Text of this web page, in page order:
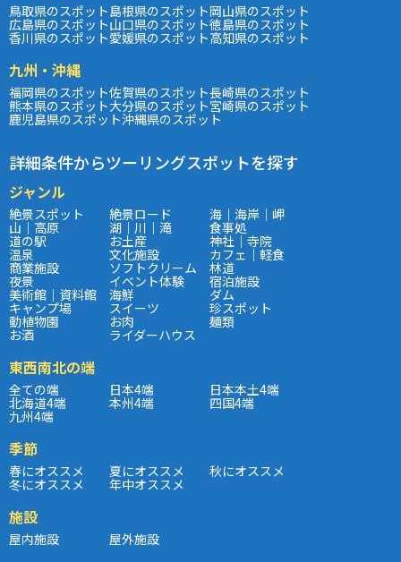
鳥取県のスポット島根県のスポット岡山県のスポット
広島県のスポット山口県のスポット徳島県のスポット
香川県のスポット愛媛県のスポット高知県のスポット
九州・沖縄
福岡県のスポット佐賀県のスポット長崎県のスポット
熊本県のスポット大分県のスポット宮崎県のスポット
鹿児島県のスポット沖縄県のスポット
詳細条件からツーリングスポットを探す
ジャンル
絶景スポット 絶景ロード 海｜海岸｜岬
山｜高原 湖｜川｜滝 食事処
道の駅 お土産 神社｜寺院
温泉 文化施設 カフェ｜軽食
商業施設 ソフトクリーム 林道
夜景 イベント体験 宿泊施設
美術館｜資料館 海鮮 ダム
キャンプ場 スイーツ 珍スポット
動植物園 お肉 麺類
お酒 ライダーハウス
東西南北の端
全ての端 日本4端 日本本土4端
北海道4端 本州4端 四国4端
九州4端
季節
春にオススメ 夏にオススメ 秋にオススメ
冬にオススメ 年中オススメ
施設
屋内施設 屋外施設